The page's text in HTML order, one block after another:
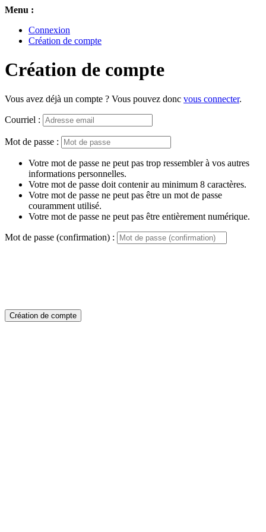
Menu :
Connexion
Création de compte
Création de compte
Vous avez déjà un compte ? Vous pouvez donc vous connecter.
Courriel :
Mot de passe :
Votre mot de passe ne peut pas trop ressembler à vos autres
informations personnelles.
Votre mot de passe doit contenir au minimum 8 caractères.
Votre mot de passe ne peut pas être un mot de passe
couramment utilisé.
Votre mot de passe ne peut pas être entièrement numérique.
Mot de passe (confirmation) :
Création de compte